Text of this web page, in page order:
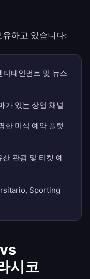
하고 있습니다:
터테인먼트 및 뉴스
가 있는 상업 채널
한 미식 예약 플랫
관광 및 티켓 예
Sporting
시코